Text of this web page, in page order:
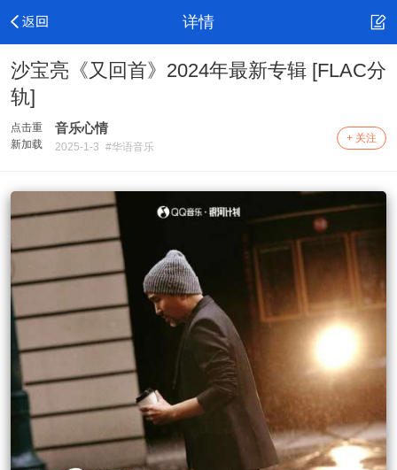
详情
沙宝亮《又回首》2024年最新专辑 [FLAC分
轨]
点击重
新加载
音乐心情
2025-1-3 #华语音乐
+ 关注